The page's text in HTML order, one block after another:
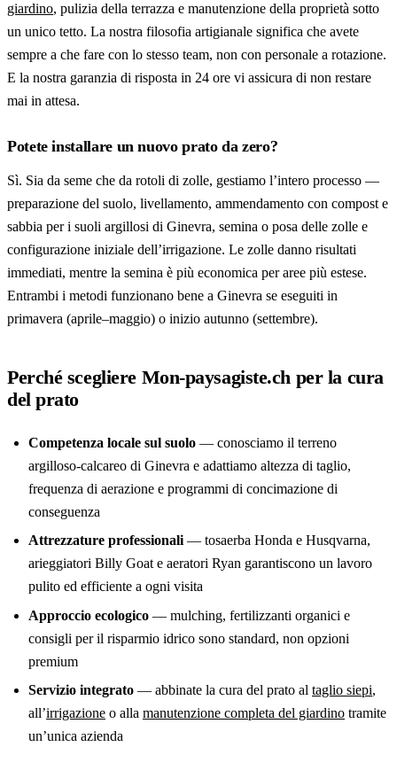
giardino, pulizia della terrazza e manutenzione della proprietà sotto
un unico tetto. La nostra filosofia artigianale significa che avete
sempre a che fare con lo stesso team, non con personale a rotazione.
E la nostra garanzia di risposta in 24 ore vi assicura di non restare
mai in attesa.
Potete installare un nuovo prato da zero?
Sì. Sia da seme che da rotoli di zolle, gestiamo l’intero processo —
preparazione del suolo, livellamento, ammendamento con compost e
sabbia per i suoli argillosi di Ginevra, semina o posa delle zolle e
configurazione iniziale dell’irrigazione. Le zolle danno risultati
immediati, mentre la semina è più economica per aree più estese.
Entrambi i metodi funzionano bene a Ginevra se eseguiti in
primavera (aprile–maggio) o inizio autunno (settembre).
Perché scegliere Mon-paysagiste.ch per la cura
del prato
Competenza locale sul suolo — conosciamo il terreno
argilloso-calcareo di Ginevra e adattiamo altezza di taglio,
frequenza di aerazione e programmi di concimazione di
conseguenza
Attrezzature professionali — tosaerba Honda e Husqvarna,
arieggiatori Billy Goat e aeratori Ryan garantiscono un lavoro
pulito ed efficiente a ogni visita
Approccio ecologico — mulching, fertilizzanti organici e
consigli per il risparmio idrico sono standard, non opzioni
premium
Servizio integrato — abbinate la cura del prato al taglio siepi,
all’irrigazione o alla manutenzione completa del giardino tramite
un’unica azienda